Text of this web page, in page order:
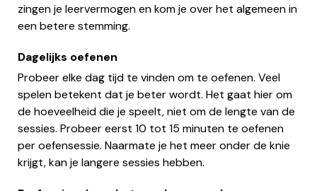
zingen je leervermogen en kom je over het algemeen in
een betere stemming.
Dagelijks oefenen
Probeer elke dag tijd te vinden om te oefenen. Veel
spelen betekent dat je beter wordt. Het gaat hier om
de hoeveelheid die je speelt, niet om de lengte van de
sessies. Probeer eerst 10 tot 15 minuten te oefenen
per oefensessie. Naarmate je het meer onder de knie
krijgt, kan je langere sessies hebben.